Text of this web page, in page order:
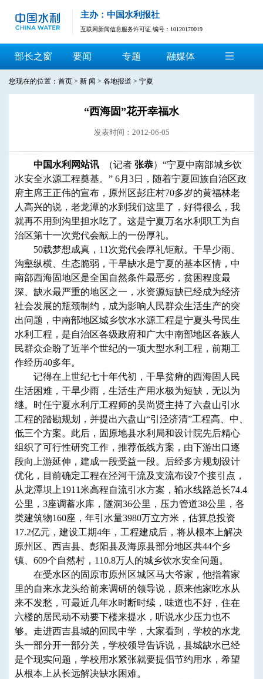
主办：中国水利报社
互联网新闻信息服务许可证 编号：10120170019
部长之窗 要闻 专题 融媒体
您现在的位置： 首页 > 新 闻 > 各地报道 > 宁夏
“西海固”花开幸福水
发表时间：2012-06-05
中国水利网站讯 （记者 张恭）“宁夏中南部城乡饮
水安全水源工程奠基。” 6月3日，随着宁夏回族自治区政
府主席王正伟的宣布，原州区彭庄村70多岁的黄福林老
人高兴的说，老龙潭的水到我们这里了，好得很么，我
就再不用到沟里担水吃了。这是宁夏万名水利职工为自
治区第十一次党代会献上的一份厚礼。
50载梦想成真，11次党代会厚礼钜献。干旱少雨、
沟壑纵横、生态脆弱，干旱缺水是宁夏的基本区情，中
南部西海固地区是全国自然条件最恶劣，贫困程度最
深、缺水最严重的地区之一，水资源短缺已经成为经济
社会发展的瓶颈制约，成为影响人民群众生活生产的突
出问题，中南部地区城乡饮水水源工程是宁夏头号民生
水利工程，是自治区各级政府和广大中南部地区各族人
民群众企盼了近半个世纪的一项大型水利工程，前期工
作经历40多年。
记得在上世纪七十年代初，干旱贫瘠的西海固人民
生活困难，干旱少雨，生活生产用水极为短缺，无以为
继。时任宁夏水利厅工程师的吴尚贤主持了六盘山引水
工程的踏勘规划，并提出六盘山“引泾济清”工程高、中、
低三个方案。此后，固原地县水利局和设计院先后精心
组织了可行性研究工作，推荐低线方案，由下游出口逐
段向上游延伸，建成一段受益一段。后经多方规划设计
优化，目前确定工程在泾河干流及支流布设7个接引点，
从龙潭坝上1911米高程自流引水方案，输水线路总长74.4
公里，3座调蓄水库，隧洞36公里，压力管道38公里，各
类建筑物160座，年引水量3980万立方米，估算总投资
17.2亿元，建设工期4年，工程建成后，将从根本上解决
原州区、西吉县、彭阳县及海原县部分地区共44个乡
镇、609个自然村，110.8万人的城乡饮水安全问题。
在受水区的固原市原州区城区马大爷家，他指着家
里的自来水龙头给前来调研的领导说，原来他家吃水从
来不发愁，可最近几年水时断时续，味道也不好，住在
六楼的居民动不动要下楼来提水，听说水少压力也不
够。走进西吉县城的回民中学，大家看到，学校的水龙
头一部分开一部分关，学校领导告诉说，县城缺水已经
是个现实问题，学校用水紧张就要提倡节约用水，希望
从根本上从长远解决缺水困难。